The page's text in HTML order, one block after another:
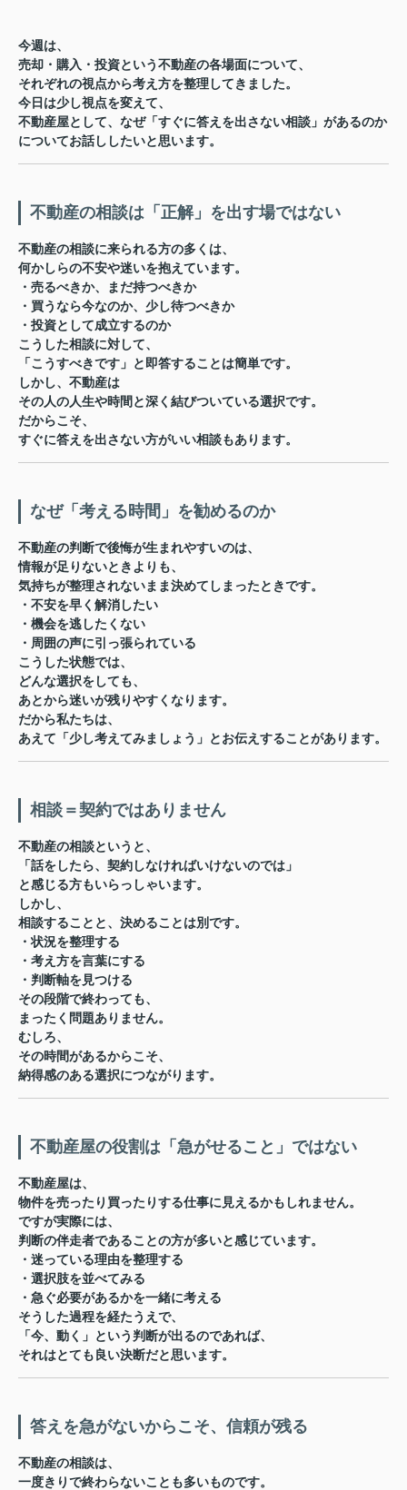
今週は、
売却・購入・投資という不動産の各場面について、
それぞれの視点から考え方を整理してきました。
今日は少し視点を変えて、
不動産屋として、なぜ「すぐに答えを出さない相談」があるのか
についてお話ししたいと思います。
不動産の相談は「正解」を出す場ではない
不動産の相談に来られる方の多くは、
何かしらの不安や迷いを抱えています。
・売るべきか、まだ持つべきか
・買うなら今なのか、少し待つべきか
・投資として成立するのか
こうした相談に対して、
「こうすべきです」と即答することは簡単です。
しかし、不動産は
その人の人生や時間と深く結びついている選択です。
だからこそ、
すぐに答えを出さない方がいい相談もあります。
なぜ「考える時間」を勧めるのか
不動産の判断で後悔が生まれやすいのは、
情報が足りないときよりも、
気持ちが整理されないまま決めてしまったときです。
・不安を早く解消したい
・機会を逃したくない
・周囲の声に引っ張られている
こうした状態では、
どんな選択をしても、
あとから迷いが残りやすくなります。
だから私たちは、
あえて「少し考えてみましょう」とお伝えすることがあります。
相談＝契約ではありません
不動産の相談というと、
「話をしたら、契約しなければいけないのでは」
と感じる方もいらっしゃいます。
しかし、
相談することと、決めることは別 です。
・状況を整理する
・考え方を言葉にする
・判断軸を見つける
その段階で終わっても、
まったく問題ありません。
むしろ、
その時間があるからこそ、
納得感のある選択につながります。
不動産屋の役割は「急がせること」ではない
不動産屋は、
物件を売ったり買ったりする仕事に見えるかもしれません。
ですが実際には、
判断の伴走者であることの方が多いと感じています。
・迷っている理由を整理する
・選択肢を並べてみる
・急ぐ必要があるかを一緒に考える
そうした過程を経たうえで、
「今、動く」という判断が出るのであれば、
それはとても良い決断だと思います。
答えを急がないからこそ、信頼が残る
不動産の相談は、
一度きりで終わらないことも多いものです。